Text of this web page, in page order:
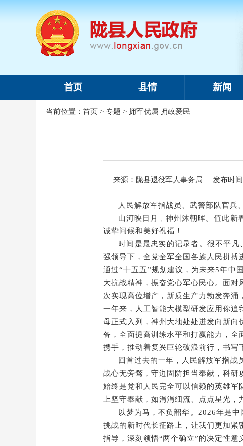
首页 县情 新闻
当前位置： 首页 > 专题 > 拥军优属 拥政爱民
来源：陇县退役军人事务局 发布时
人民解放军指战员、武警部队官兵
山河映日月，神州沐朝晖。值此新
诚挚问候和美好祝福！
时间是最忠实的记录者。很不平凡
强领导下， 全党全军全国各族人民拼搏
通过“十五五”规划建议，为未来5年中
大抗战精神，振奋党心军心民心。面对
次实现高位增产， 新质生产力勃发奔涌
一年来，人工智能大模型研发应用你追
母正式入列，神州大地处处迸发向新向
备，全面提高训练水平和打赢能力，全
携手，推动着复兴巨轮破浪前行，书写
回首过去的一年 ，人民解放军指战
战心无旁骛，守边固防担当奉献，科研
始终是党和人民完全可以信赖的英雄军
上坚守奉献，如涓涓细流、点点星光
以梦为马，不负韶华 。 2026年是中
挑战的新时代长征路上，让我们更加紧
指导，深刻领悟“两个确立”的决定性意